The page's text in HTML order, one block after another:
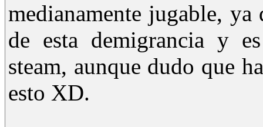
medianamente jugable,
de esta demigrancia y
steam, aunque dudo que
esto XD.